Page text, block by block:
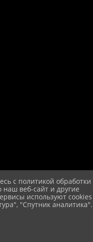
с политикой обработки
веб-сайт и другие
используют cookies
"Спутник аналитика".